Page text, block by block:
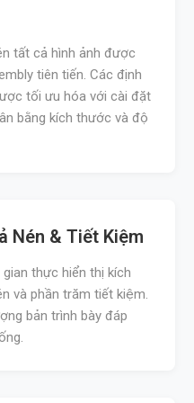
tất cả hình ảnh được
tiên tiến. Các định
tối ưu hóa với cài đặt
bằng kích thước và độ
Nén & Tiết Kiệm
thực hiển thị kích
và phần trăm tiết kiệm.
bản trình bày đáp